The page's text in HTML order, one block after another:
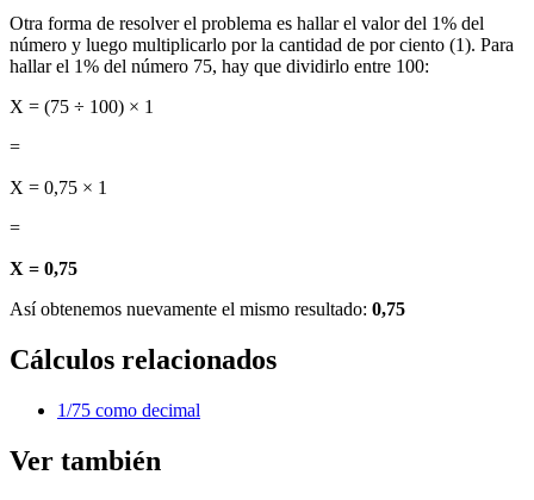
Otra forma de resolver el problema es hallar el valor del 1% del
número y luego multiplicarlo por la cantidad de por ciento (1). Para
hallar el 1% del número 75, hay que dividirlo entre 100:
X = (75 ÷ 100) × 1
=
X = 0,75 × 1
=
X = 0,75
Así obtenemos nuevamente el mismo resultado: 0,75
Cálculos relacionados
1/75 como decimal
Ver también